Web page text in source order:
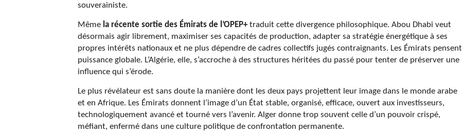
souverainiste.
Même la récente sortie des Émirats de l’OPEP+traduit cette divergence philosophique. Abou Dhabi veut
désormais agir librement, maximiser ses capacités de production, adapter sa stratégie énergétique à ses
propres intérêts nationaux et ne plus dépendre de cadres collectifs jugés contraignants. Les Émirats pensent
puissance globale. L’Algérie, elle, s’accroche à des structures héritées du passé pour tenter de préserver une
influence qui s’érode.
Le plus révélateur est sans doute la manière dont les deux pays projettent leur image dans le monde arabe
et en Afrique. Les Émirats donnent l’image d’un État stable, organisé, efficace, ouvert aux investisseurs,
technologiquement avancé et tourné vers l’avenir. Alger donne trop souvent celle d’un pouvoir crispé,
méfiant, enfermé dans une culture politique de confrontation permanente.